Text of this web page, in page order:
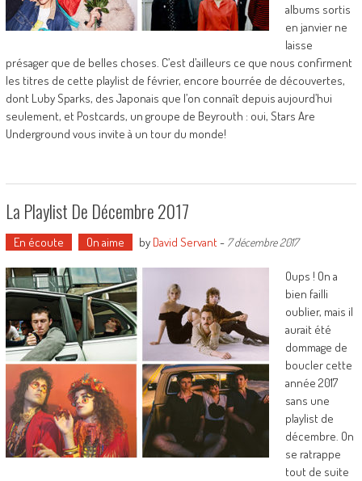
albums sortis
en janvier ne
laisse
présager que de belles choses. C’est d’ailleurs ce que nous confirment
les titres de cette playlist de février, encore bourrée de découvertes,
dont Luby Sparks, des Japonais que l’on connaît depuis aujourd’hui
seulement, et Postcards, un groupe de Beyrouth : oui, Stars Are
Underground vous invite à un tour du monde!
La Playlist De Décembre 2017
En écoute On aime by David Servant- 7 décembre 2017
Oups ! On a
bien failli
oublier, mais il
aurait été
dommage de
boucler cette
année 2017
sans une
playlist de
décembre. On
se ratrappe
tout de suite